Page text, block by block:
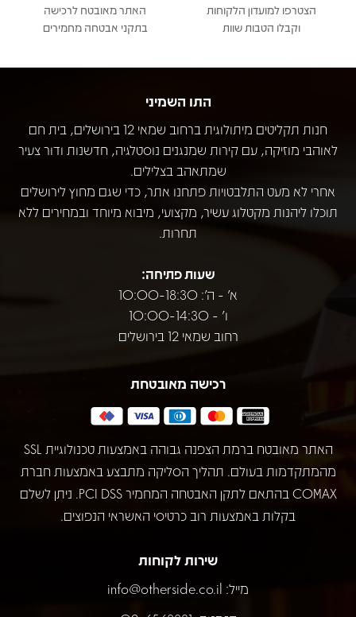
הצטרפו למועדון הלקוחות
וקבלו הטבות שוות
האתר מאובטח לרכישה
בתקני אבטחה מחמירים
התו השמיני
חנות תקליטים מיתולוגית ברחוב שמאי 12 בירושלים, בית חם
לאוהבי מוזיקה, עם קירות שמנגנים נוסטלגיה, חדשנות ודור צעיר
שמתאהב בצלילים.
אחרי לא מעט התלבטויות פתחנו אתר, כדי שגם מחוץ לירושלים
תוכלו ליהנות מקטלוג עשיר, מקצועי, מיבוא מיוחד ובמחירים ללא
תחרות.
שעות פתיחה:
א' - ה': 10:00-18:30
ו' - 10:00-14:30
רחוב שמאי 12 בירושלים
רכישה מאובטחת
האתר מאובטח ברמת הצפנה גבוהה באמצעות טכנולוגיית SSL
מהמתקדמות בעולם. תהליך הסליקה מתבצע באמצעות חברת
COMAX בהתאם לתקן האבטחה המחמיר PCI DSS. ניתן לשלם
בקלות באמצעות רוב כרטיסי האשראי הנפוצים.
שירות לקוחות
מייל: info@otherside.co.il